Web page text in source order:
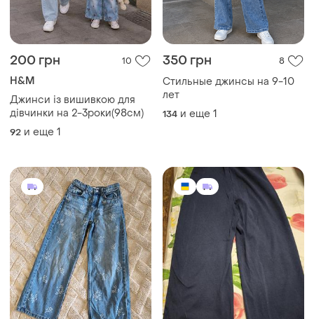
200 грн 10
H&M
Джинси із вишивкою для
дівчинки на 2-3роки(98см)
92 и еще 1
350 грн 8
Стильные джинсы на 9-10
лет
134 и еще 1